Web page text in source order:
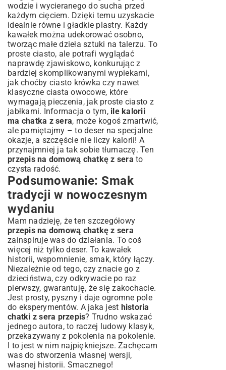
wodzie i wycieranego do sucha przed
każdym cięciem. Dzięki temu uzyskacie
idealnie równe i gładkie plastry. Każdy
kawałek można udekorować osobno,
tworząc małe dzieła sztuki na talerzu. To
proste ciasto, ale potrafi wyglądać
naprawdę zjawiskowo, konkurując z
bardziej skomplikowanymi wypiekami,
jak choćby ciasto krówka czy nawet
klasyczne ciasta owocowe, które
wymagają pieczenia, jak proste ciasto z
jabłkami. Informacja o tym, ile kalorii
ma chatka z sera, może kogoś zmartwić,
ale pamiętajmy – to deser na specjalne
okazje, a szczęście nie liczy kalorii! A
przynajmniej ja tak sobie tłumaczę. Ten
przepis na domową chatkę z sera to
czysta radość.
Podsumowanie: Smak
tradycji w nowoczesnym
wydaniu
Mam nadzieję, że ten szczegółowy
przepis na domową chatkę z sera
zainspiruje was do działania. To coś
więcej niż tylko deser. To kawałek
historii, wspomnienie, smak, który łączy.
Niezależnie od tego, czy znacie go z
dzieciństwa, czy odkrywacie po raz
pierwszy, gwarantuję, że się zakochacie.
Jest prosty, pyszny i daje ogromne pole
do eksperymentów. A jaka jest historia
chatki z sera przepis? Trudno wskazać
jednego autora, to raczej ludowy klasyk,
przekazywany z pokolenia na pokolenie.
I to jest w nim najpiękniejsze. Zachęcam
was do stworzenia własnej wersji,
własnej historii. Smacznego!